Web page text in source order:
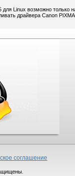
Linux возможно только
драйвера Canon
соглашение